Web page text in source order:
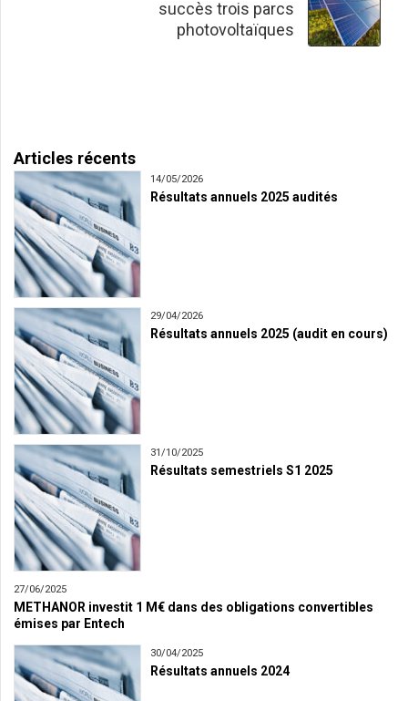
succès trois parcs
photovoltaïques
Articles récents
14/05/2026
Résultats annuels 2025 audités
29/04/2026
Résultats annuels 2025 (audit en cours)
31/10/2025
Résultats semestriels S1 2025
27/06/2025
METHANOR investit 1 M€ dans des obligations convertibles
émises par Entech
30/04/2025
Résultats annuels 2024